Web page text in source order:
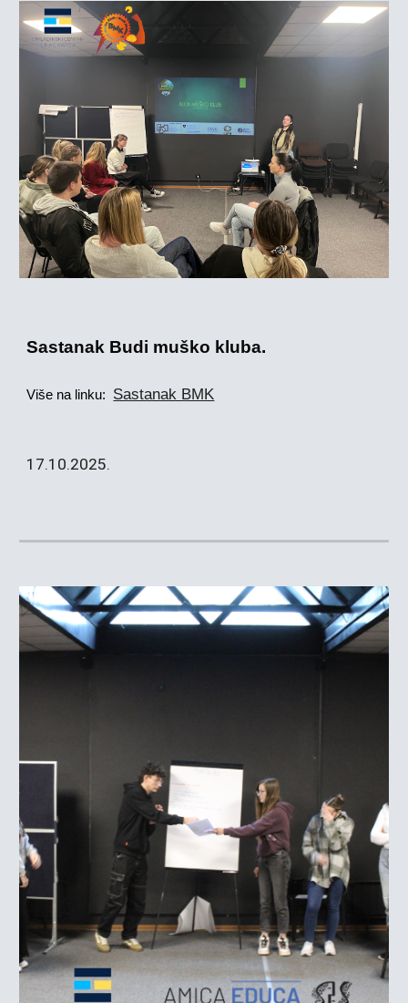
Sastanak Budi muško kluba.
Više na linku: Sastanak BMK
17.10.2025.